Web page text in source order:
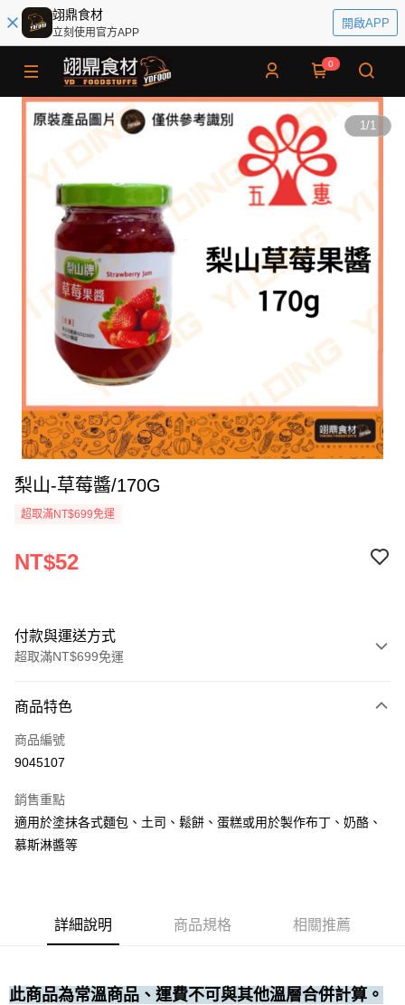
翊鼎食材
立刻使用官方APP
開啟APP
0
1/1
梨山-草莓醬/170G
超取滿NT$699免運
NT$52
付款與運送方式
超取滿NT$699免運
信用卡一次付款
Apple Pay
運送方式
• 付款後全家取貨
每筆NT$60，滿NT$699(含以上)免運費
(請點開選項勾選)
商品特色
商品編號
9045107
銷售重點
適用於塗抹各式麵包、土司、鬆餅、蛋糕或用於製作布丁、奶酪、
慕斯淋醬等
詳細說明 商品規格 相關推薦
此商品為常溫商品、運費不可與其他溫層合併計算。